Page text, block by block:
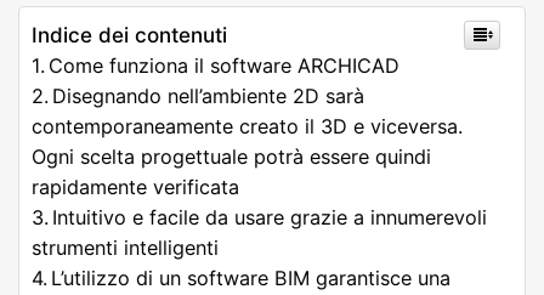
Indice dei contenuti
Come funziona il software ARCHICAD
Disegnando nell’ambiente 2D sarà
contemporaneamente creato il 3D e viceversa.
Ogni scelta progettuale potrà essere quindi
rapidamente verificata
Intuitivo e facile da usare grazie a innumerevoli
strumenti intelligenti
L’utilizzo di un software BIM garantisce una